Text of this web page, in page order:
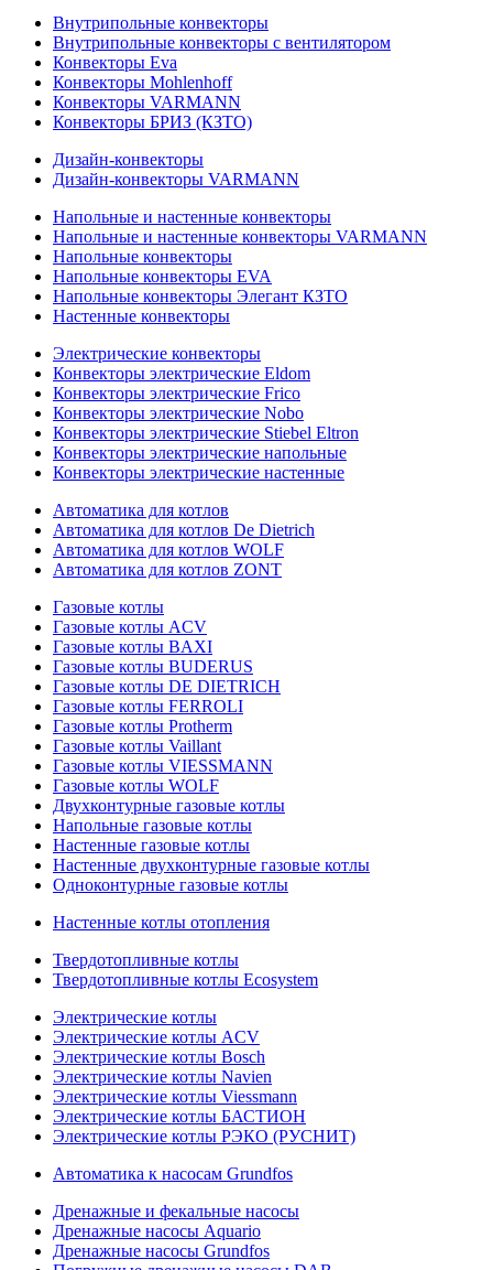
Внутрипольные конвекторы
Внутрипольные конвекторы с вентилятором
Конвекторы Eva
Конвекторы Mohlenhoff
Конвекторы VARMANN
Конвекторы БРИЗ (КЗТО)
Дизайн-конвекторы
Дизайн-конвекторы VARMANN
Напольные и настенные конвекторы
Напольные и настенные конвекторы VARMANN
Напольные конвекторы
Напольные конвекторы EVA
Напольные конвекторы Элегант КЗТО
Настенные конвекторы
Электрические конвекторы
Конвекторы электрические Eldom
Конвекторы электрические Frico
Конвекторы электрические Nobo
Конвекторы электрические Stiebel Eltron
Конвекторы электрические напольные
Конвекторы электрические настенные
Автоматика для котлов
Автоматика для котлов De Dietrich
Автоматика для котлов WOLF
Автоматика для котлов ZONT
Газовые котлы
Газовые котлы ACV
Газовые котлы BAXI
Газовые котлы BUDERUS
Газовые котлы DE DIETRICH
Газовые котлы FERROLI
Газовые котлы Protherm
Газовые котлы Vaillant
Газовые котлы VIESSMANN
Газовые котлы WOLF
Двухконтурные газовые котлы
Напольные газовые котлы
Настенные газовые котлы
Настенные двухконтурные газовые котлы
Одноконтурные газовые котлы
Настенные котлы отопления
Твердотопливные котлы
Твердотопливные котлы Ecosystem
Электрические котлы
Электрические котлы ACV
Электрические котлы Bosch
Электрические котлы Navien
Электрические котлы Viessmann
Электрические котлы БАСТИОН
Электрические котлы РЭКО (РУСНИТ)
Автоматика к насосам Grundfos
Дренажные и фекальные насосы
Дренажные насосы Aquario
Дренажные насосы Grundfos